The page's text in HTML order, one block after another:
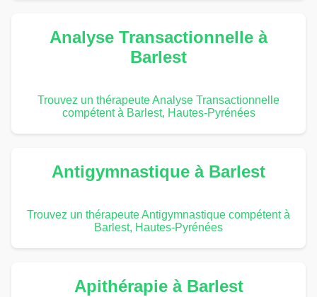
Analyse Transactionnelle à
Barlest
Trouvez un thérapeute Analyse Transactionnelle
compétent à Barlest, Hautes-Pyrénées
Antigymnastique à Barlest
Trouvez un thérapeute Antigymnastique compétent à
Barlest, Hautes-Pyrénées
Apithérapie à Barlest